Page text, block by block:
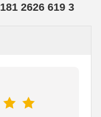
2626 619 3